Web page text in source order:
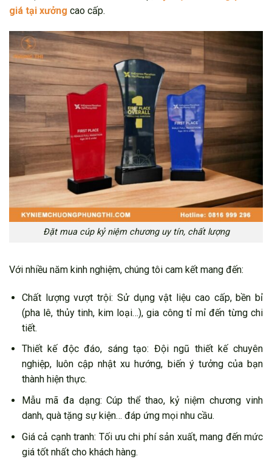
giá tại xưởng cao cấp.
Đặt mua cúp kỷ niệm chương uy tín, chất lượng
Với nhiều năm kinh nghiệm, chúng tôi cam kết mang đến:
Chất lượng vượt trội: Sử dụng vật liệu cao cấp, bền bỉ
(pha lê, thủy tinh, kim loại…), gia công tỉ mỉ đến từng chi
tiết.
Thiết kế độc đáo, sáng tạo: Đội ngũ thiết kế chuyên
nghiệp, luôn cập nhật xu hướng, biến ý tưởng của bạn
thành hiện thực.
Mẫu mã đa dạng: Cúp thể thao, kỷ niệm chương vinh
danh, quà tặng sự kiện… đáp ứng mọi nhu cầu.
Giá cả cạnh tranh: Tối ưu chi phí sản xuất, mang đến mức
giá tốt nhất cho khách hàng.